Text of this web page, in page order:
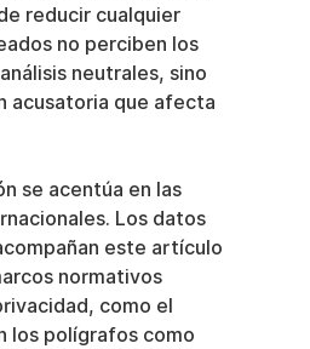
reducir cualquier
no perciben los
neutrales, sino
acusatoria que afecta
se acentúa en las
Los datos
este artículo
normativos
como el
los polígrafos como